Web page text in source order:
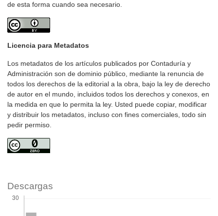
de esta forma cuando sea necesario.
Licencia para Metadatos
Los metadatos de los artículos publicados por Contaduría y
Administración son de dominio público, mediante la renuncia de
todos los derechos de la editorial a la obra, bajo la ley de derecho
de autor en el mundo, incluidos todos los derechos y conexos, en
la medida en que lo permita la ley. Usted puede copiar, modificar
y distribuir los metadatos, incluso con fines comerciales, todo sin
pedir permiso.
Descargas